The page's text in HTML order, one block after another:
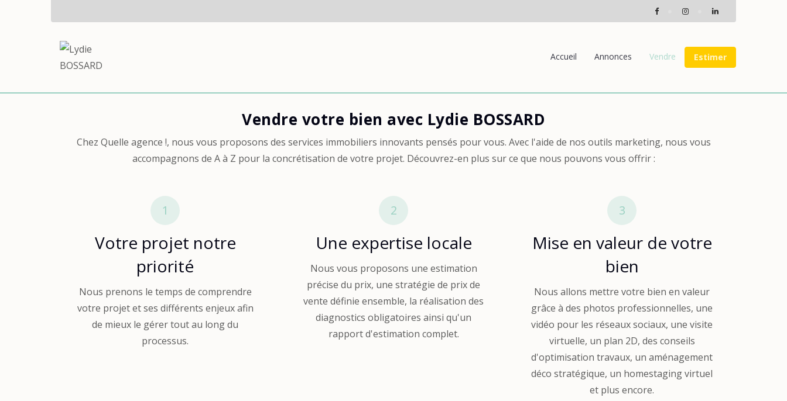
Accueil Annonces Vendre Estimer
Vendre
Vendre votre bien avec Lydie BOSSARD
Chez Quelle agence !, nous vous proposons des services immobiliers innovants pensés pour vous. Avec l'aide de nos outils marketing, nous vous
accompagnons de A à Z pour la concrétisation de votre projet. Découvrez-en plus sur ce que nous pouvons vous offrir :
1
Votre projet notre
priorité
Nous prenons le temps de comprendre
votre projet et ses différents enjeux afin
de mieux le gérer tout au long du
processus.
2
Une expertise locale
Nous vous proposons une estimation
précise du prix, une stratégie de prix de
vente définie ensemble, la réalisation des
diagnostics obligatoires ainsi qu'un
rapport d'estimation complet.
3
Mise en valeur de votre
bien
Nous allons mettre votre bien en valeur
grâce à des photos professionnelles, une
vidéo pour les réseaux sociaux, une visite
virtuelle, un plan 2D, des conseils
d'optimisation travaux, un aménagement
déco stratégique, un homestaging virtuel
et plus encore.